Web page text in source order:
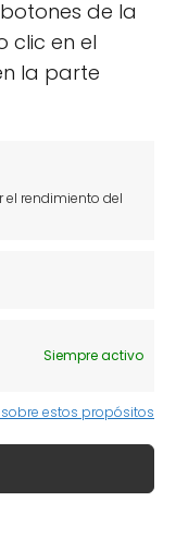
de la
clic en el
la parte
el rendimiento del
Siempre activo
sobre estos propósitos
soleado y
ser
las
de